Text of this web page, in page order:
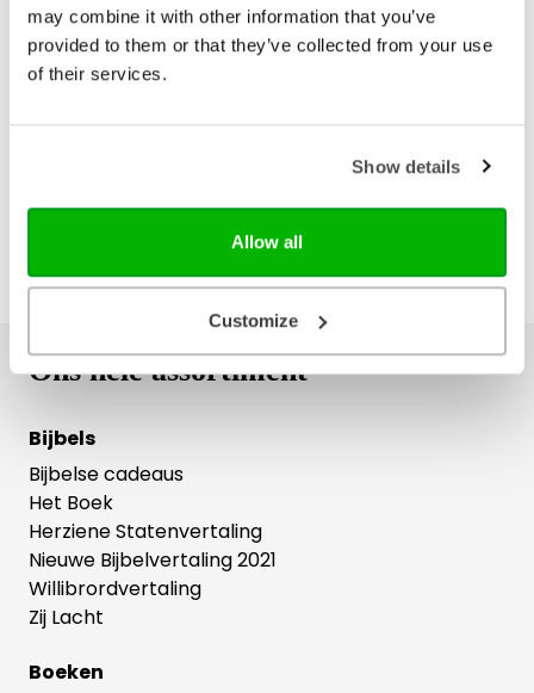
may combine it with other information that you’ve
provided to them or that they’ve collected from your use
of their services.
Show details
Allow all
Customize
Bezorging binnen 1–2 werkdagen
Gratis retourneren
Ons hele assortiment
Bijbels
Bijbelse cadeaus
Het Boek
Herziene Statenvertaling
Nieuwe Bijbelvertaling 2021
Willibrordvertaling
Zij Lacht
Boeken